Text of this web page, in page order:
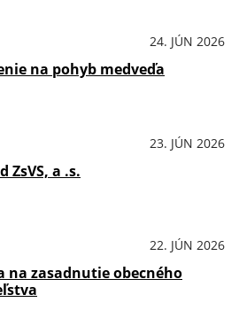
24. JÚN 2026
na pohyb medveďa
23. JÚN 2026
ZsVS, a .s.
22. JÚN 2026
na zasadnutie obecného